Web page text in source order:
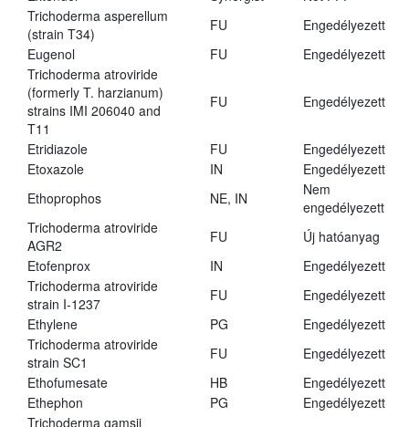
Trichoderma asperellum
(strain T34)
FU
Engedélyezett
Eugenol
FU
Engedélyezett
Trichoderma atroviride
(formerly T. harzianum)
strains IMI 206040 and
T11
FU Engedélyezett
Etridiazole FU
Engedélyezett
Etoxazole
IN
Engedélyezett
Ethoprophos
NE, IN
Nem
engedélyezett
Trichoderma atroviride
AGR2
FU
Új hatóanyag
Etofenprox
IN
Engedélyezett
Trichoderma atroviride
strain I-1237
FU
Engedélyezett
Ethylene
PG
Engedélyezett
Trichoderma atroviride
strain SC1
FU
Engedélyezett
Ethofumesate
HB
Engedélyezett
Ethephon
PG
Engedélyezett
Trichoderma gamsii